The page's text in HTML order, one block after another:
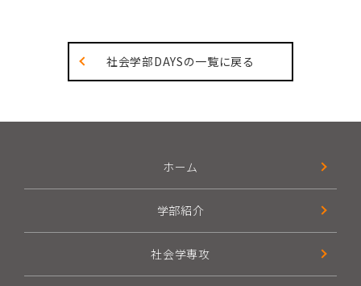
社会学部DAYSの一覧に戻る
ホーム
学部紹介
社会学専攻